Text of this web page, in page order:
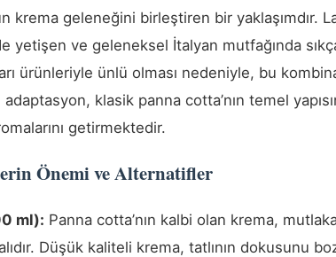
krema geleneğini birleştiren bir yaklaşımdır.
yetişen ve geleneksel İtalyan mutfağında
arı ürünleriyle ünlü olması nedeniyle, bu
klasik panna cotta’nın temel
getirmektedir.
Önemi ve Alternatifler
ml): Panna cotta’nın kalbi olan krema,
Düşük kaliteli krema, tatlının dokusunu